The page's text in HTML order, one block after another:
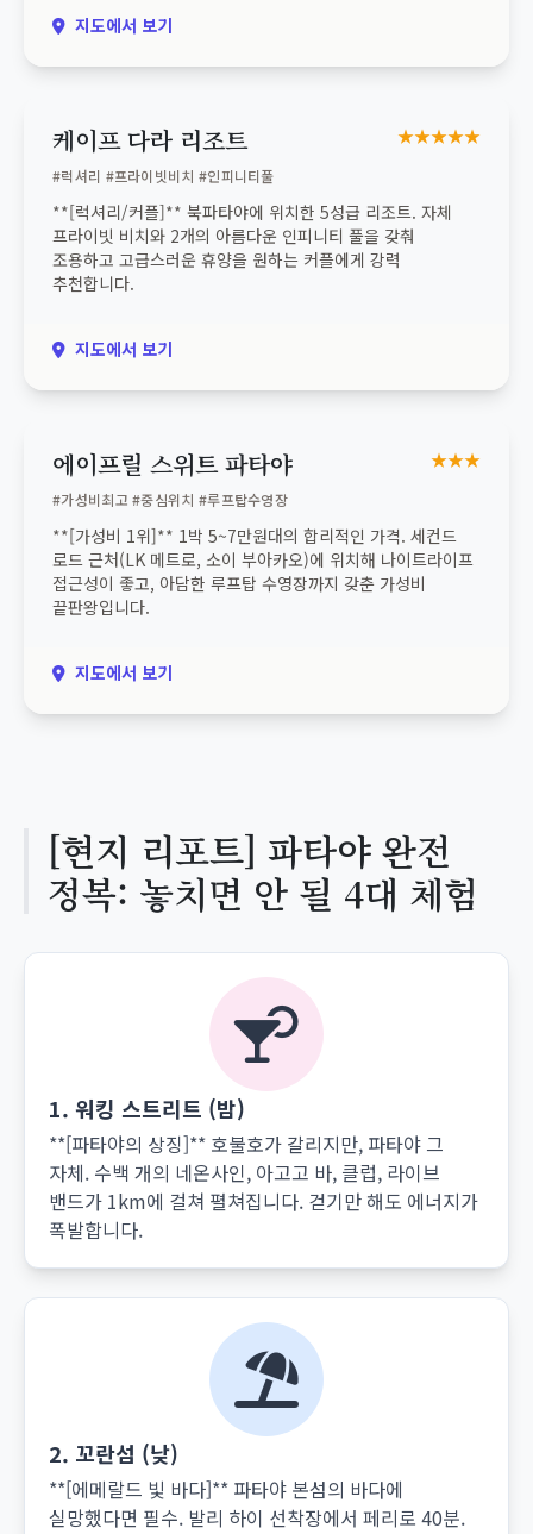
지도에서 보기
케이프 다라 리조트 ★★★★★
#럭셔리 #프라이빗비치 #인피니티풀
**[럭셔리/커플]** 북파타야에 위치한 5성급 리조트. 자체
프라이빗 비치와 2개의 아름다운 인피니티 풀을 갖춰
조용하고 고급스러운 휴양을 원하는 커플에게 강력
추천합니다.
지도에서 보기
에이프릴 스위트 파타야 ★★★
#가성비최고 #중심위치 #루프탑수영장
**[가성비 1위]** 1박 5~7만원대의 합리적인 가격. 세컨드
로드 근처(LK 메트로, 소이 부아카오)에 위치해 나이트라이프
접근성이 좋고, 아담한 루프탑 수영장까지 갖춘 가성비
끝판왕입니다.
지도에서 보기
[현지 리포트] 파타야 완전
정복: 놓치면 안 될 4대 체험
1. 워킹 스트리트 (밤)
**[파타야의 상징]** 호불호가 갈리지만, 파타야 그
자체. 수백 개의 네온사인, 아고고 바, 클럽, 라이브
밴드가 1km에 걸쳐 펼쳐집니다. 걷기만 해도 에너지가
폭발합니다.
2. 꼬란섬 (낮)
**[에메랄드 빛 바다]** 파타야 본섬의 바다에
실망했다면 필수. 발리 하이 선착장에서 페리로 40분.